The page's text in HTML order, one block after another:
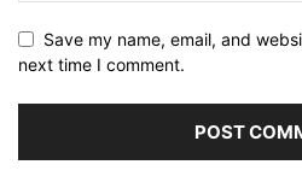
Save my name, email, and
next time I comment.